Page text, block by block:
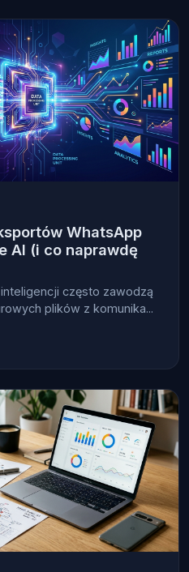
WhatsApp
AI (i co naprawdę
często zawodzą
plików z komunika...